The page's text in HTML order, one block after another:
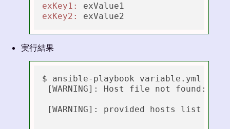
exKey1:
exKey2:
実行結果
$ ansible-playbook variable.yml -e
[WARNING]: Host file not found: /
[WARNING]: provided hosts list is